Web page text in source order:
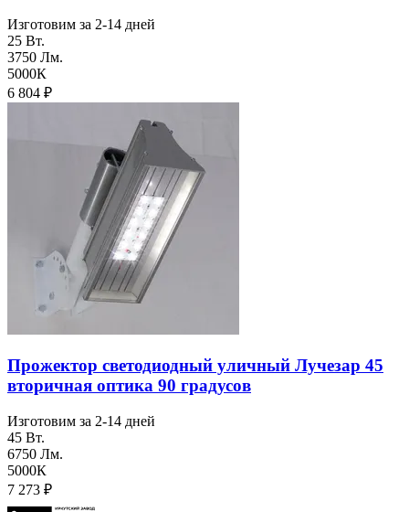
Изготовим за 2-14 дней
25 Вт.
3750 Лм.
5000К
6 804 ₽
Прожектор светодиодный уличный Лучезар 45
вторичная оптика 90 градусов
Изготовим за 2-14 дней
45 Вт.
6750 Лм.
5000К
7 273 ₽